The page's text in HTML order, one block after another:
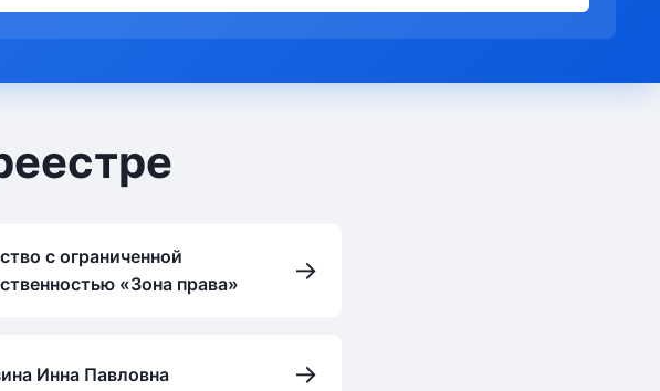
с ограниченной
«Зона права»
→
Инна Павловна →